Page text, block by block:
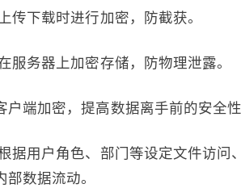
传下载时进行加密，防截获。
服务器上加密存储，防物理泄露。
户端加密，提高数据离手前的安全
据用户角色、部门等设定文件访问
数据流动。